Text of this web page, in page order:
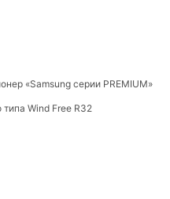
«Samsung серии PREMIUM»
Wind Free R32